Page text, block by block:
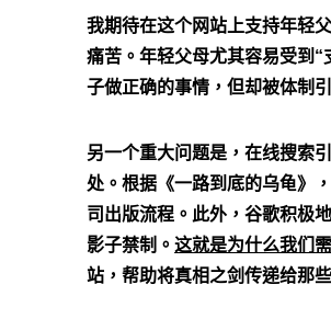
我期待在这个网站上支持年轻
痛苦。年轻父母尤其容易受到
子做正确的事情，但却被体制
另一个重大问题是，在线搜索
处。根据《一路到底的乌龟》
司出版流程。此外，谷歌积极
影子禁制。这就是为什么我们
站，帮助将真相之剑传递给那